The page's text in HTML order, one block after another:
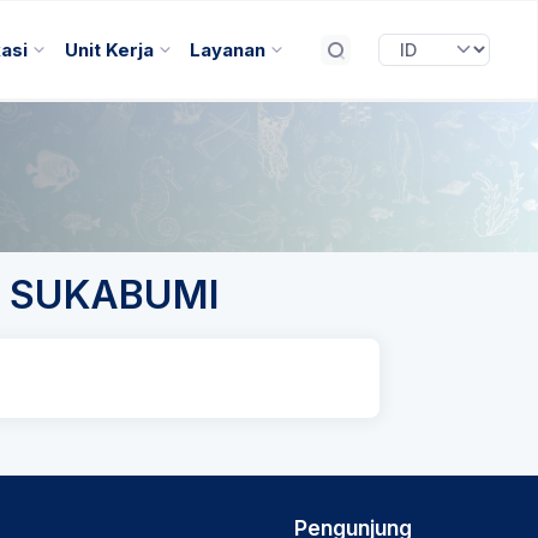
Unit Kerja Layanan
SUKABUMI
Pengunjung